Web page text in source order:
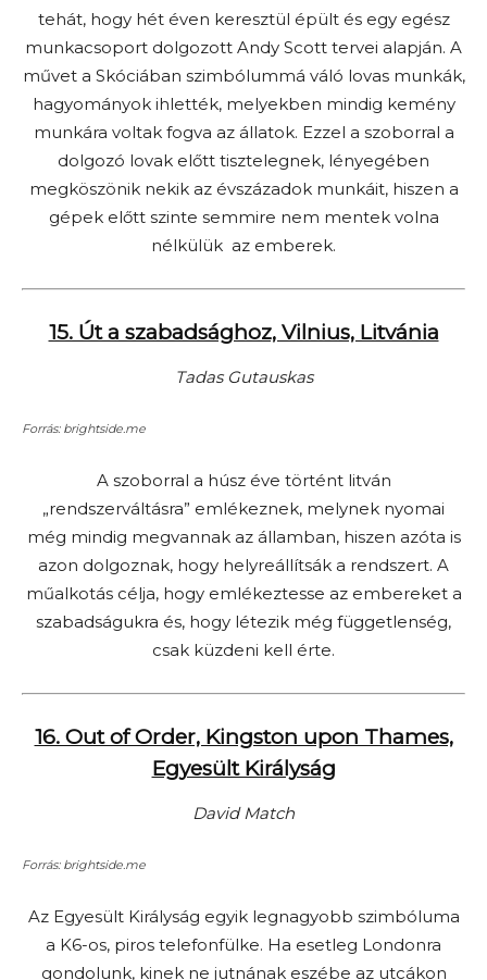
tehát, hogy hét éven keresztül épült és egy egész
munkacsoport dolgozott Andy Scott tervei alapján. A
művet a Skóciában szimbólummá váló lovas munkák,
hagyományok ihlették, melyekben mindig kemény
munkára voltak fogva az állatok. Ezzel a szoborral a
dolgozó lovak előtt tisztelegnek, lényegében
megköszönik nekik az évszázadok munkáit, hiszen a
gépek előtt szinte semmire nem mentek volna
nélkülük az emberek.
15. Út a szabadsághoz, Vilnius, Litvánia
Tadas Gutauskas
Forrás: brightside.me
A szoborral a húsz éve történt litván
„rendszerváltásra” emlékeznek, melynek nyomai
még mindig megvannak az államban, hiszen azóta is
azon dolgoznak, hogy helyreállítsák a rendszert. A
műalkotás célja, hogy emlékeztesse az embereket a
szabadságukra és, hogy létezik még függetlenség,
csak küzdeni kell érte.
16. Out of Order, Kingston upon Thames,
Egyesült Királyság
David Match
Forrás: brightside.me
Az Egyesült Királyság egyik legnagyobb szimbóluma
a K6-os, piros telefonfülke. Ha esetleg Londonra
gondolunk, kinek ne jutnának eszébe az utcákon